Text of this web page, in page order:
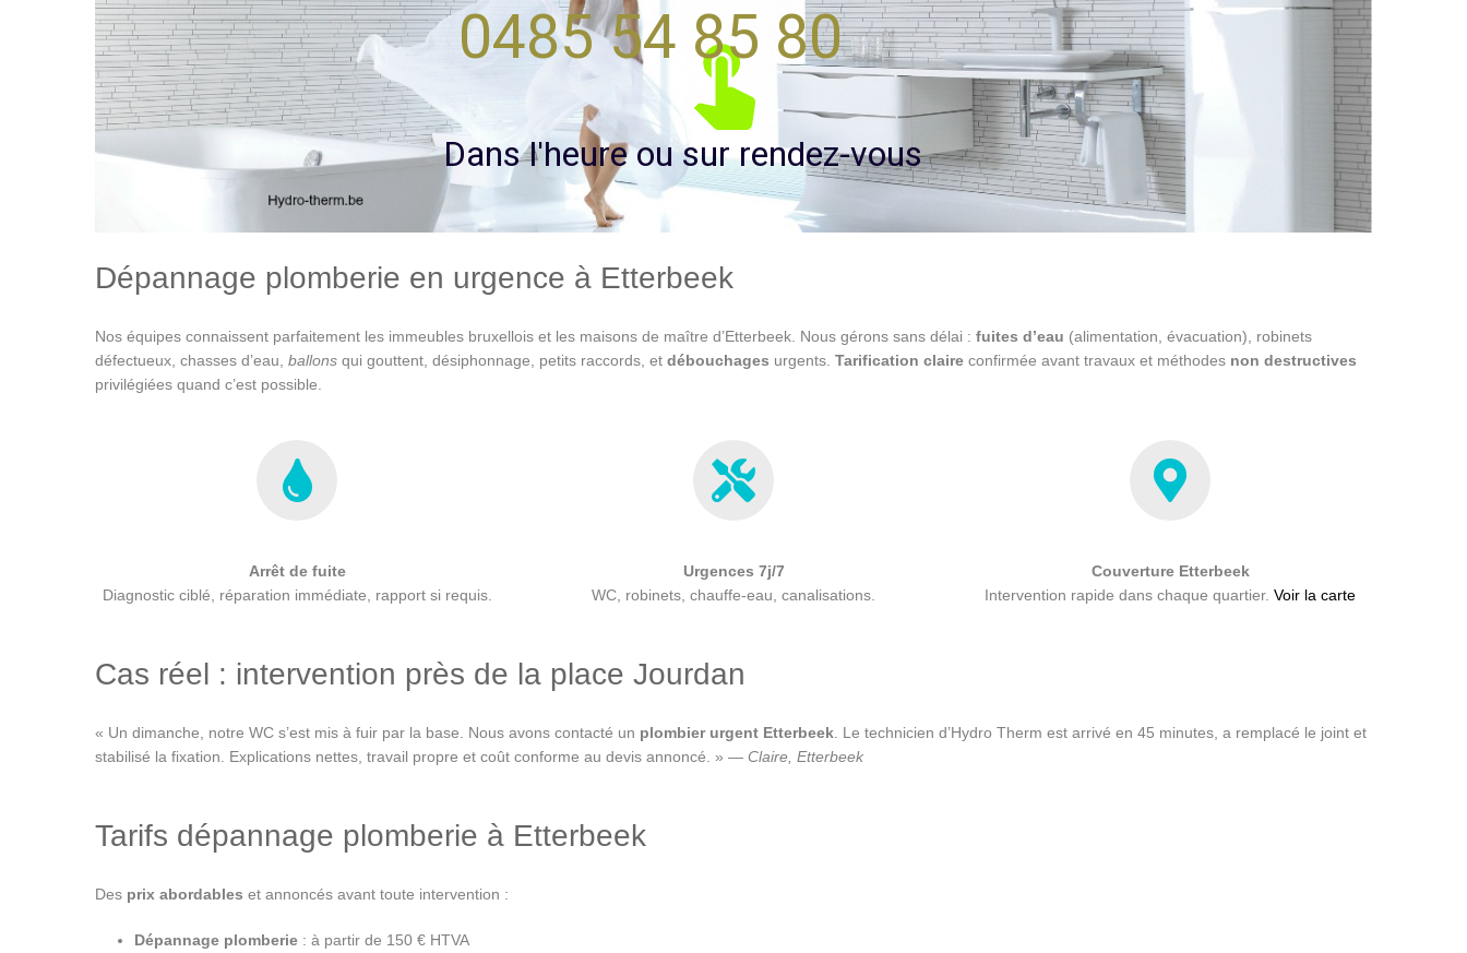
0485 54 85 80
Dans l'heure ou sur rendez-vous
Dépannage plomberie en urgence à Etterbeek
Nos équipes connaissent parfaitement les immeubles bruxellois et les maisons de maître d’Etterbeek. Nous gérons sans délai : fuites d’eau (alimentation, évacuation), robinets
défectueux, chasses d’eau, ballons qui gouttent, désiphonnage, petits raccords, et débouchages urgents. Tarification claire confirmée avant travaux et méthodes non destructives
privilégiées quand c’est possible.
Arrêt de fuite
Diagnostic ciblé, réparation immédiate, rapport si requis.
Urgences 7j/7
WC, robinets, chauffe-eau, canalisations.
Couverture Etterbeek
Intervention rapide dans chaque quartier. Voir la carte
Cas réel : intervention près de la place Jourdan
« Un dimanche, notre WC s’est mis à fuir par la base. Nous avons contacté un plombier urgent Etterbeek. Le technicien d’Hydro Therm est arrivé en 45 minutes, a remplacé le joint et
stabilisé la fixation. Explications nettes, travail propre et coût conforme au devis annoncé. » — Claire, Etterbeek
Tarifs dépannage plomberie à Etterbeek
Des prix abordables et annoncés avant toute intervention :
Dépannage plomberie : à partir de 150 € HTVA